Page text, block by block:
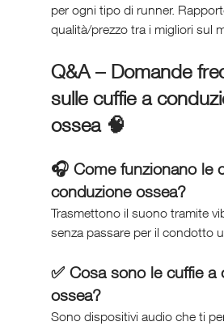
per ogni tipo di runner.
qualità/prezzo tra i migliori sul
Q&A – Domande
sulle cuffie a
ossea 🧠
🎧 Come funzionano le
conduzione ossea?
Trasmettono il suono tramite
senza passare per il condotto
✅ Cosa sono le cuffie a
ossea?
Sono dispositivi audio che ti